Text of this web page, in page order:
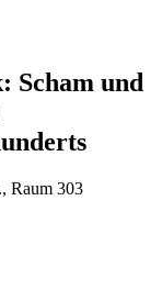
Scham und
Raum 303